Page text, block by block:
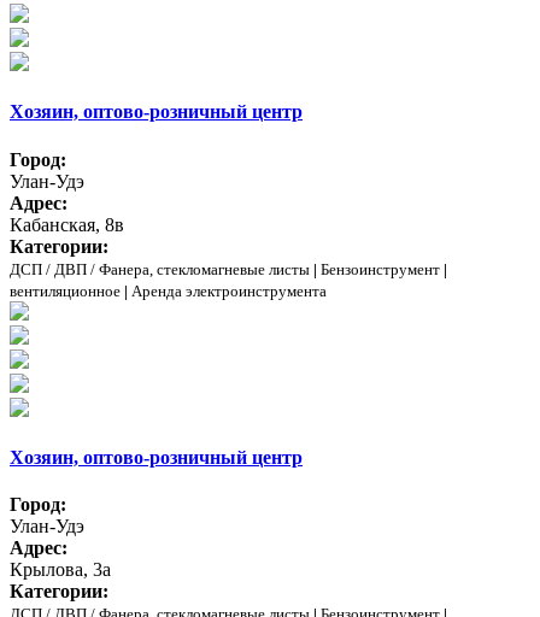
Хозяин, оптово-розничный центр
Город:
Улан-Удэ
Адрес:
Кабанская, 8в
Категории:
ДСП / ДВП / Фанера, стекломагневые листы | Бензоинструмент |
вентиляционное | Аренда электроинструмента
Хозяин, оптово-розничный центр
Город:
Улан-Удэ
Адрес:
Крылова, 3а
Категории: